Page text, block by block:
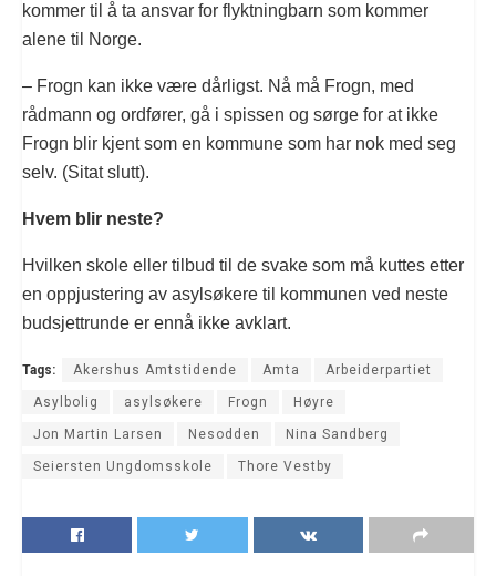
kommer til å ta ansvar for flyktningbarn som kommer
alene til Norge.
– Frogn kan ikke være dårligst. Nå må Frogn, med
rådmann og ordfører, gå i spissen og sørge for at ikke
Frogn blir kjent som en kommune som har nok med seg
selv. (Sitat slutt).
Hvem blir neste?
Hvilken skole eller tilbud til de svake som må kuttes etter
en oppjustering av asylsøkere til kommunen ved neste
budsjettrunde er ennå ikke avklart.
Tags: Akershus Amtstidende Amta Arbeiderpartiet
Asylbolig asylsøkere Frogn Høyre
Jon Martin Larsen Nesodden Nina Sandberg
Seiersten Ungdomsskole Thore Vestby